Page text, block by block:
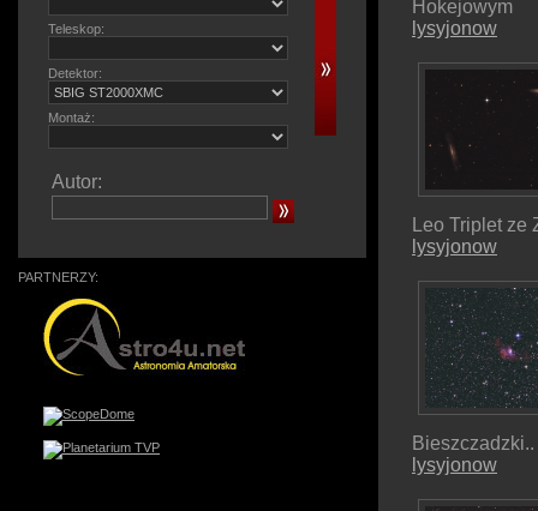
Teleskop:
Detektor:
Montaż:
Autor:
PARTNERZY:
Hokejowym
lysyjonow
Leo Triplet ze
lysyjonow
Bieszczadzki..
lysyjonow